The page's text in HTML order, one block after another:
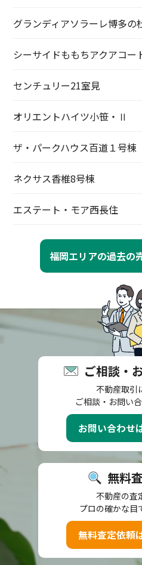
福岡エリアの過去の
グランディアソラーレ博多の
シーサイドももちアクアコー
センチュリー21室見
オリエントハイツ小笹・Ⅱ
ザ・パークハウス百道１号棟
ネクサス香椎8号棟
エステート・モア西長住
ご相談・
不動産取引
ご相談・お問い
お問い合わせ
無料
不動産の査
プロの確かな目
無料査定依頼